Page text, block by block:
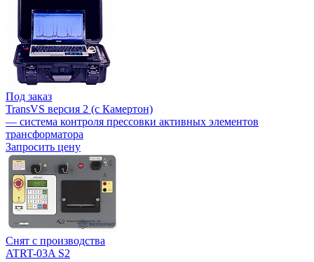
Под заказ
TransVS версия 2 (с Камертон)
— система контроля прессовки активных элементов
трансформатора
Запросить цену
Снят с производства
ATRT-03A S2